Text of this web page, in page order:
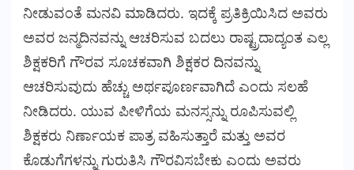
ನೀಡುವಂತೆ ಮನವಿ ಮಾಡಿದರು. ಇದಕ್ಕೆ ಪ್ರತಿಕ್ರಿಯಿಸಿದ ಅವರು
ಅವರ ಜನ್ಮದಿನವನ್ನು ಆಚರಿಸುವ ಬದಲು ರಾಷ್ಟ್ರದಾದ್ಯಂತ ಎಲ್ಲ
ಶಿಕ್ಷಕರಿಗೆ ಗೌರವ ಸೂಚಕವಾಗಿ ಶಿಕ್ಷಕರ ದಿನವನ್ನು
ಆಚರಿಸುವುದು ಹೆಚ್ಚು ಅರ್ಥಪೂರ್ಣವಾಗಿದೆ ಎಂದು ಸಲಹೆ
ನೀಡಿದರು. ಯುವ ಪೀಳಿಗೆಯ ಮನಸ್ಸನ್ನು ರೂಪಿಸುವಲ್ಲಿ
ಶಿಕ್ಷಕರು ನಿರ್ಣಾಯಕ ಪಾತ್ರ ವಹಿಸುತ್ತಾರೆ ಮತ್ತು ಅವರ
ಕೊಡುಗೆಗಳನ್ನು ಗುರುತಿಸಿ ಗೌರವಿಸಬೇಕು ಎಂದು ಅವರು